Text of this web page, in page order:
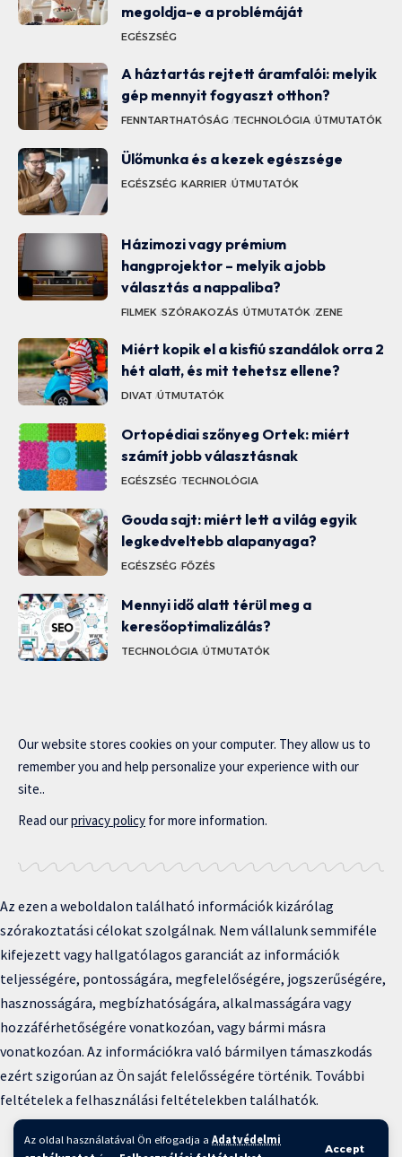
Az oldal használatával Ön elfogadja a Adatvédelmi
Accept
megoldja-e a problémáját
EGÉSZSÉG
A háztartás rejtett áramfalói: melyik
gép mennyit fogyaszt otthon?
FENNTARTHATÓSÁG TECHNOLÓGIA ÚTMUTATÓK
Ülőmunka és a kezek egészsége
EGÉSZSÉG KARRIER ÚTMUTATÓK
Házimozi vagy prémium
hangprojektor – melyik a jobb
választás a nappaliba?
FILMEK SZÓRAKOZÁS ÚTMUTATÓK ZENE
Miért kopik el a kisfiú szandálok orra 2
hét alatt, és mit tehetsz ellene?
DIVAT ÚTMUTATÓK
Ortopédiai szőnyeg Ortek: miért
számít jobb választásnak
EGÉSZSÉG TECHNOLÓGIA
Gouda sajt: miért lett a világ egyik
legkedveltebb alapanyaga?
EGÉSZSÉG FŐZÉS
Mennyi idő alatt térül meg a
keresőoptimalizálás?
TECHNOLÓGIA ÚTMUTATÓK
Our website stores cookies on your computer. They allow us to
remember you and help personalize your experience with our
site..
Read ourprivacy policy for more information.
Az ezen a weboldalon található információk kizárólag
szórakoztatási célokat szolgálnak. Nem vállalunk semmiféle
kifejezett vagy hallgatólagos garanciát az információk
teljességére, pontosságára, megfelelőségére, jogszerűségére,
hasznosságára, megbízhatóságára, alkalmasságára vagy
hozzáférhetőségére vonatkozóan, vagy bármi másra
vonatkozóan. Az információkra való bármilyen támaszkodás
ezért szigorúan az Ön saját felelősségére történik. További
feltételek a felhasználási feltételekben találhatók.
Copyright © 2025 BFKH.hu